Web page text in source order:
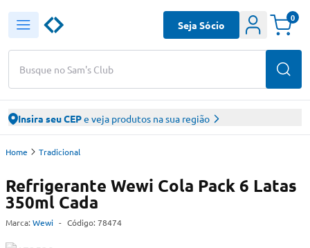
Busque no Sam's Club
Seja Sócio
0
Insira seu CEPe veja produtos na sua região
Home Tradicional
Refrigerante Wewi Cola Pack 6 Latas
350ml Cada
Marca: Wewi - Código: 78474